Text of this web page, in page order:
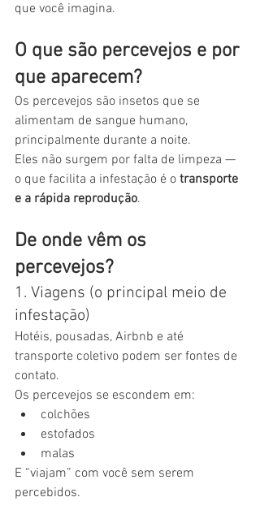
que você imagina.
O que são percevejos e por
que aparecem?
Os percevejos são insetos que se
alimentam de sangue humano,
principalmente durante a noite.
Eles não surgem por falta de limpeza —
o que facilita a infestação é o transporte
e a rápida reprodução.
De onde vêm os
percevejos?
1. Viagens (o principal meio de
infestação)
Hotéis, pousadas, Airbnb e até
transporte coletivo podem ser fontes de
contato.
Os percevejos se escondem em:
colchões
estofados
malas
E “viajam” com você sem serem
percebidos.